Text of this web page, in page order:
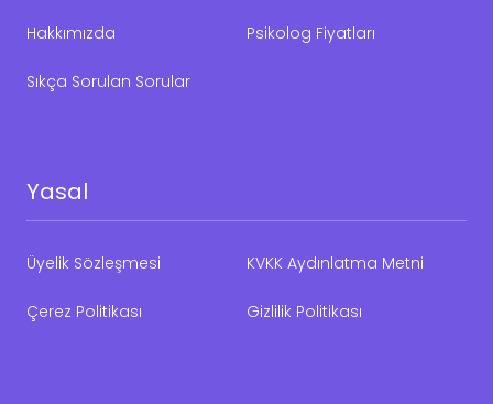
Hakkımızda Psikolog Fiyatları
Sıkça Sorulan Sorular
Yasal
Üyelik Sözleşmesi KVKK Aydınlatma Metni
Çerez Politikası Gizlilik Politikası